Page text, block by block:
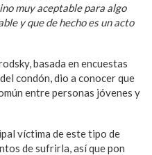
muy aceptable para algo
y que de hecho es un acto
basada en encuestas
condón, dio a conocer que
entre personas jóvenes y
víctima de este tipo de
de sufrirla, así que pon